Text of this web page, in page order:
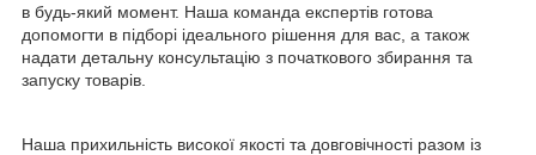
в будь-який момент. Наша команда експертів готова
допомогти в підборі ідеального рішення для вас, а також
надати детальну консультацію з початкового збирання та
запуску товарів.
Наша прихильність високої якості та довговічності разом із